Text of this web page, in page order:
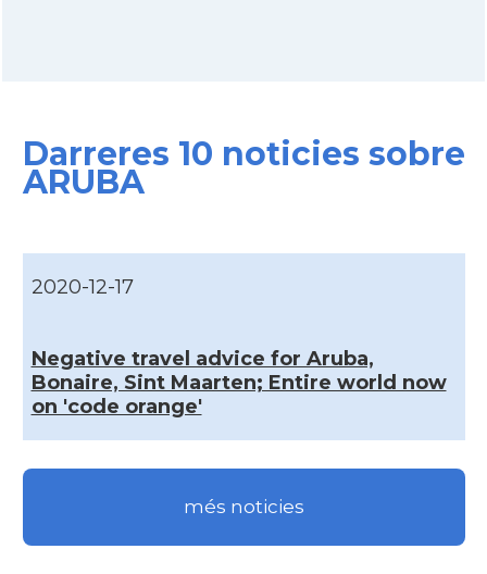
Darreres 10 noticies sobre
ARUBA
2020-12-17
Negative travel advice for Aruba,
Bonaire, Sint Maarten; Entire world now
on 'code orange'
més noticies